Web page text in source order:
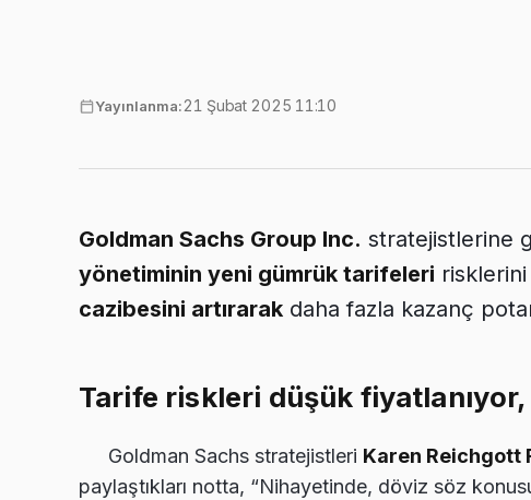
Yayınlanma:21 Şubat 2025 11:10
Goldman Sachs Group Inc. stratejistlerine
yönetiminin yeni gümrük tarifeleri risklerini
cazibesini artırarak daha fazla kazanç
Tarife riskleri düşük
Goldman Sachs stratejistleri Karen Reichgott
paylaştıkları notta, “Nihayetinde, döviz söz